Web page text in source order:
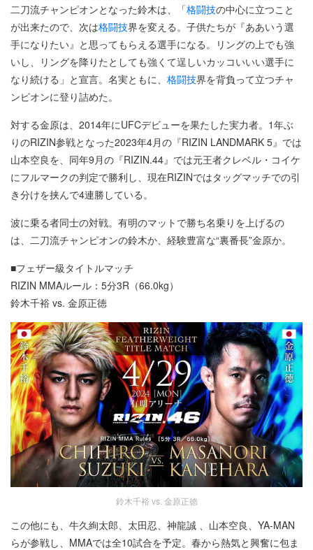
二刀流チャンピオンとなった鈴木は、「格闘技の中心に立つこと
が出来たので、次は格闘技界を変える。子供たちが『ああいう選
手になりたい』と思ってもらえる選手になる。リングの上でも強
いし、リングを降りたとしても強くて逞しいカッコいいい選手に
なり続ける」と宣言。名実ともに、 格闘技界を背負って立つチャ
ンピオンに登り詰めた。
対する金原は、2014年にUFCデビューを果たした実力者。1年ぶ
りのRIZIN参戦となった2023年4月の『RIZIN LANDMARK 5』では
山本空良を、同年9月の『RIZIN.44』では元王者クレベル・コイケ
にフルマークの判定で勝利し、現在RIZINではタッグマッチでの引
き分けを挟んで4連勝している。
波に乗る者同士の対戦。有明のマットで勝ち名乗りを上げるの
は、二刀流チャンピオンの鈴木か、経験豊富な“裏番長”金原か。
■フェザー級タイトルマッチ
RIZIN MMAルール：5分3R（66.0kg）
鈴木千裕 vs. 金原正徳
鈴木千裕 vs. 金原正徳
この他にも、牛久絢太郎、太田忍、神龍誠 、山本空良、YA-MAN
らが参戦し、MMAでは全10試合を予定。春から熱気と興奮に包ま